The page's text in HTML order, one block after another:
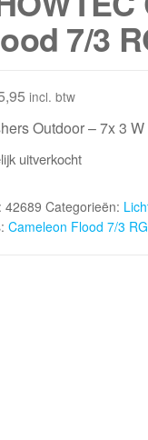
7/3
incl. btw
Outdoor – 7x 3
uitverkocht
42689 Categorieën:
Cameleon Flood 7/3